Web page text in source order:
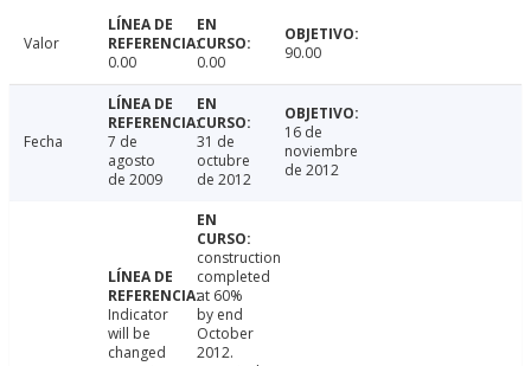
Valor
0.00
0.00 90.00
Fecha
7 de
agosto
de 2009
31 de
octubre
de 2012
16 de
noviembre
de 2012
Indicator
will be
changed
construction
completed
at 60%
by end
October
2012.